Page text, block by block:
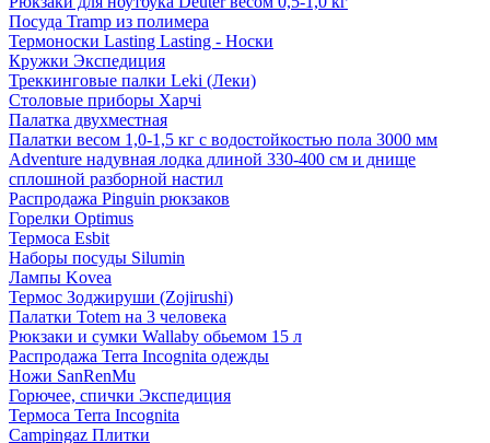
Посуда Tramp из полимера
Термоноски Lasting Lasting - Носки
Кружки Экспедиция
Треккинговые палки Leki (Леки)
Столовые приборы Харчі
Палатка двухместная
Палатки весом 1,0-1,5 кг с водостойкостью пола 3000 мм
Adventure надувная лодка длиной 330-400 см и днище
сплошной разборной настил
Распродажа Pinguin рюкзаков
Горелки Optimus
Термоса Esbit
Наборы посуды Silumin
Лампы Kovea
Термос Зоджируши (Zojirushi)
Палатки Totem на 3 человека
Рюкзаки и сумки Wallaby обьемом 15 л
Распродажа Terra Incognita одежды
Ножи SanRenMu
Горючее, спички Экспедиция
Термоса Terra Incognita
Campingaz Плитки